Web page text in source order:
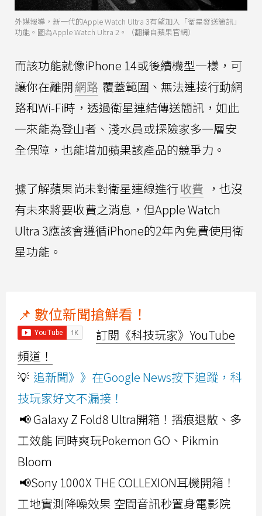
外媒報導，新一代的Apple Watch Ultra 3有望加入「衛星發送簡訊」
功能。圖為Apple Watch Ultra 2。（翻攝自蘋果官網）
而該功能就像iPhone 14或後續機型一樣，可
讓你在離開網路 覆蓋範圍、無法連接行動網
路和Wi-Fi時，透過衛星連結傳送簡訊，如此
一來能為登山者、淺水員或探險家多一層安
全保障，也能增加蘋果該產品的競爭力。
據了解蘋果尚未對衛星連線進行收費 ，也沒
有未來將要收費之消息，但Apple Watch
Ultra 3應該會遵循iPhone的2年內免費使用衛
星功能。
📌 數位新聞搶鮮看！
訂閱《科技玩家》YouTube
頻道！
💡 追新聞》》在Google News按下追蹤，科
技玩家好文不漏接！
📢 Galaxy Z Fold8 Ultra開箱！摺痕退散、多
工效能 同時爽玩Pokemon GO、Pikmin
Bloom
📢Sony 1000X THE COLLEXION耳機開箱！
工地實測降噪效果 空間音訊秒置身電影院